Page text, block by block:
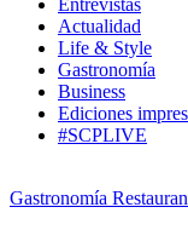
Entrevistas
Actualidad
Life & Style
Gastronomía
Business
Ediciones
#SCPLIVE
Gastronomía